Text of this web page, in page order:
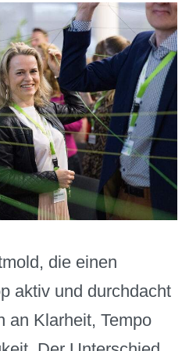
die einen
aktiv und durchdacht
an Klarheit, Tempo